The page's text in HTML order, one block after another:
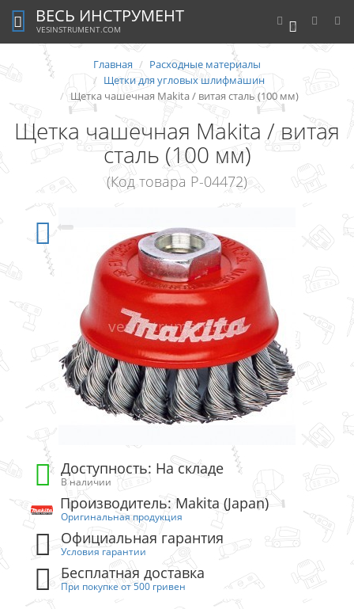
0
ВЕСЬ ИНСТРУМЕНТ
VESINSTRUMENT.COM
Главная
Расходные материалы
Щетки для угловых шлифмашин
Щетка чашечная Makita / витая сталь (100 мм)
Щетка чашечная Makita / витая
сталь (100 мм)
(Код товара P-04472)
Доступность: На складе
В наличии
Производитель: Makita (Japan)
Оригинальная продукция
Официальная гарантия
Условия гарантии
Бесплатная доставка
При покупке от 500 гривен